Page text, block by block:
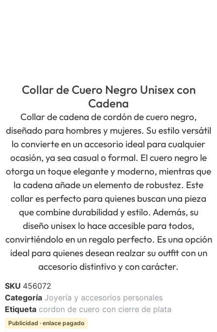
Collar de Cuero Negro Unisex con
Cadena
Collar de cadena de cordón de cuero negro,
diseñado para hombres y mujeres. Su estilo versátil
lo convierte en un accesorio ideal para cualquier
ocasión, ya sea casual o formal. El cuero negro le
otorga un toque elegante y moderno, mientras que
la cadena añade un elemento de robustez. Este
collar es perfecto para quienes buscan una pieza
que combine durabilidad y estilo. Además, su
diseño unisex lo hace accesible para todos,
convirtiéndolo en un regalo perfecto. Es una opción
ideal para quienes desean realzar su outfit con un
accesorio distintivo y con carácter.
SKU 456072
Categoría Joyería y accesorios personales
Etiqueta cordon de cuero con cierre de plata
Publicidad · enlace pagado